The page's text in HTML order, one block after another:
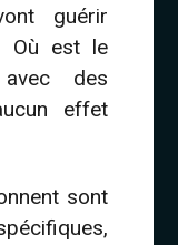
guérir
Où est le
des
effet
sont